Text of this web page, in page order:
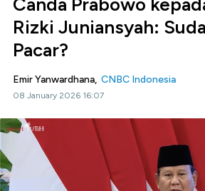
Rizki Juniansyah:
Pacar?
Emir Yanwardhana, CNBC Indonesia
08 January 2026 16:07